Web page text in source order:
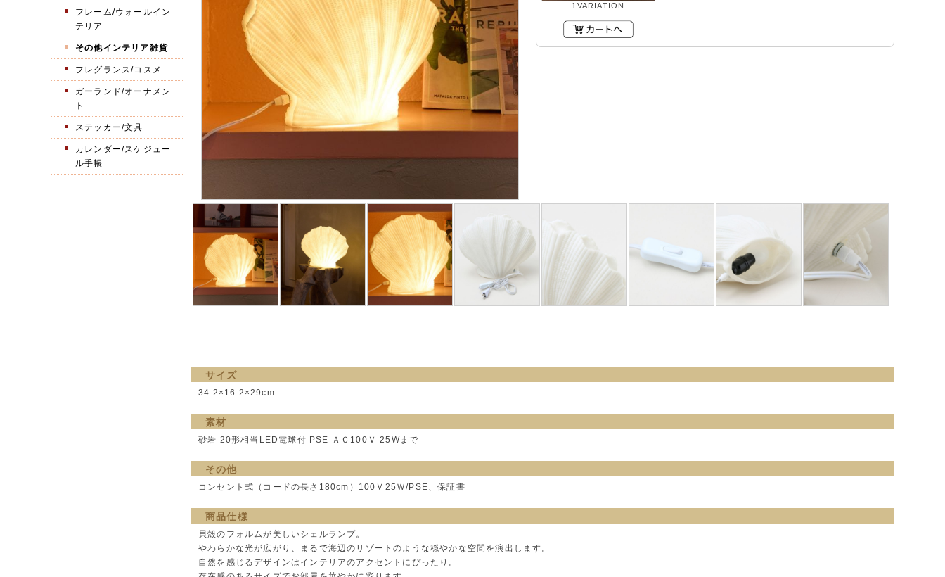
1VARIATION
サイズ
34.2×16.2×29cm
素材
砂岩 20形相当LED電球付 PSE ＡＣ100Ｖ 25Wまで
その他
コンセント式（コードの長さ180cm）100Ｖ25Ｗ/PSE、保証書
商品仕様
貝殻のフォルムが美しいシェルランプ。
やわらかな光が広がり、まるで海辺のリゾートのような穏やかな空間を演出します。
自然を感じるデザインはインテリアのアクセントにぴったり。
フレーム/ウォールイン
テリア
その他インテリア雑貨
フレグランス/コスメ
ガーランド/オーナメン
ト
ステッカー/文具
カレンダー/スケジュー
ル手帳